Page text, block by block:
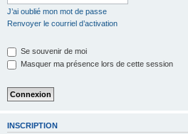
J’ai oublié mon mot de passe
Renvoyer le courriel d’activation
Se souvenir de moi
Masquer ma présence lors de cette session
INSCRIPTION